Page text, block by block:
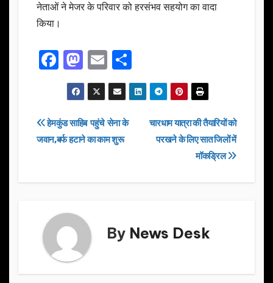
नेताओं ने मेजर के परिवार को हरसंभव सहयोग का वादा
किया।
F
a
c
e
b
o
M
a
st
o
d
n
E
m
ail
h
ar
Post
navigation
चारधाम यात्रा की तैयारियों को
परखने के लिए सात जिलों में
मॉकड्रिल
हेमकुंड साहिब पहुंचे सेना के
जवान,बर्फ हटाने का काम शुरू
By News Desk